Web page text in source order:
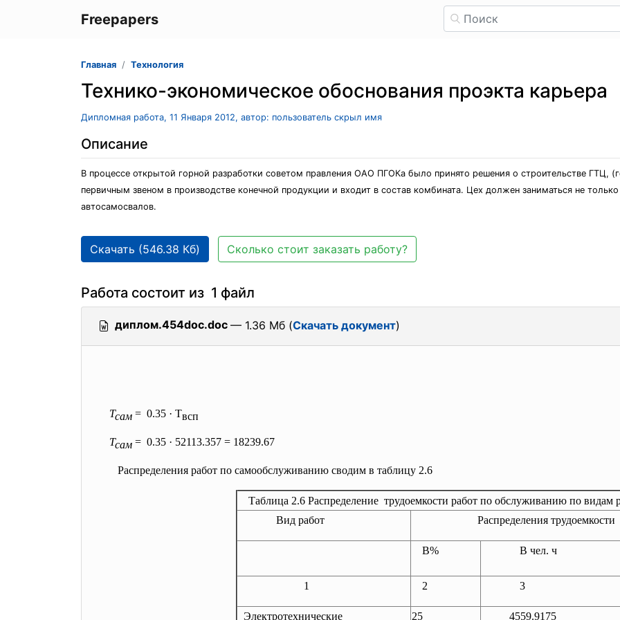
Freepapers
Главная Технология
Технико-экономическое обоснования проэкта карьера
Дипломная работа, 11 Января 2012, автор: пользователь скрыл имя
Описание
В процессе открытой горной разработки советом правления ОАО ПГОКа было принято решения о строительстве ГТЦ,
первичным звеном в производстве конечной продукции и входит в состав комбината. Цех должен заниматься не
автосамосвалов.
Скачать (546.38 Кб) Сколько стоит заказать работу?
Работа состоит из 1 файл
диплом.454doc.doc — 1.36 Мб (Скачать документ)
Тсам = 0.35 · Tвсп
Тсам = 0.35 · 52113.357 = 18239.67
Распределения работ по самообслуживанию сводим в таблицу 2.6
Таблица 2.6 Распределение трудоемкости работ по обслуживанию по видам
Вид работ
Распределения трудоемкости
В% В чел. ч
1 2 3
Электротехнические 25 4559.9175